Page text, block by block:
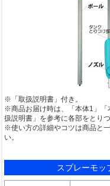
※「取扱説明書」付き。
※商品お届け時は、「本体1」「
扱説明書」を参考に各部をとり
※使い方の詳細やコツは商品と
い。
スプレーモ